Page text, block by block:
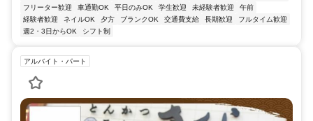
フリーター歓迎
車通勤OK 平日のみOK 学生歓迎 未経験者歓迎
午前
経験者歓迎
ネイルOK 夕方 ブランクOK 交通費支給 長期歓迎
フルタイム歓迎
週2・3日からOK
シフト制
アルバイト・パート